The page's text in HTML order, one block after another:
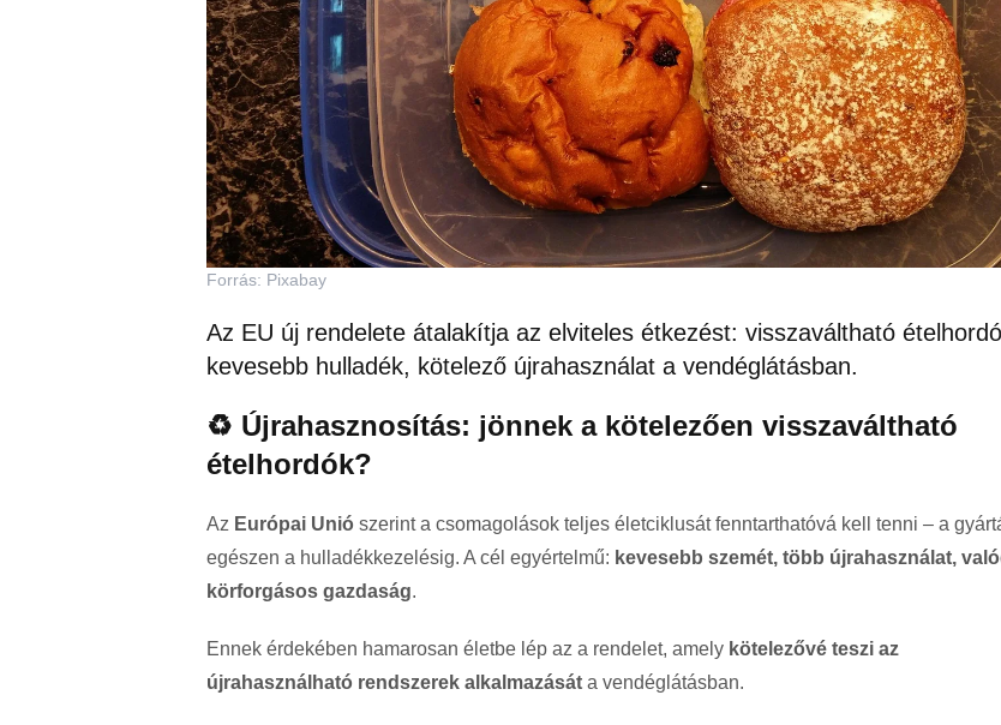
Forrás: Pixabay
Az EU új rendelete átalakítja az elviteles étkezést: visszaváltható
kevesebb hulladék, kötelező újrahasználat a vendéglátásban.
♻️ Újrahasznosítás: jönnek a kötelezően visszaváltható
ételhordók?
Az Európai Unió szerint a csomagolások teljes életciklusát fenntarthatóvá kell tenni – a
egészen a hulladékkezelésig. A cél egyértelmű: kevesebb szemét, több újrahasználat,
körforgásos gazdaság.
Ennek érdekében hamarosan életbe lép az a rendelet, amely kötelezővé teszi az
újrahasználható rendszerek alkalmazását a vendéglátásban.